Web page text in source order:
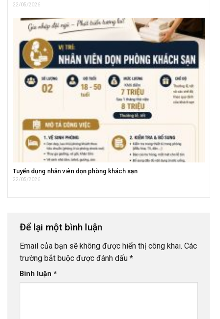
22/05/2026
Tuyển dụng nhân viên dọn phòng khách sạn
22/05/2026
Để lại một bình luận
Email của bạn sẽ không được hiển thị công khai. Các
trường bắt buộc được đánh dấu *
Bình luận *